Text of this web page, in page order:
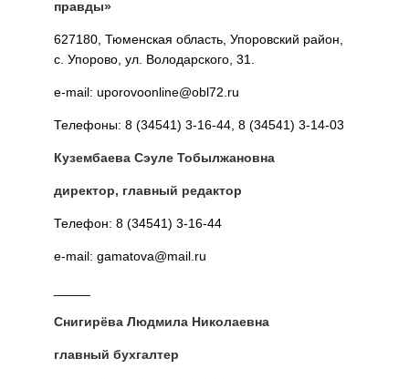
правды»
627180, Тюменская область, Упоровский район,
с. Упорово, ул. Володарского, 31.
e-mail: uporovoonline@obl72.ru
Телефоны: 8 (34541) 3-16-44, 8 (34541) 3-14-03
Кузембаева Сэуле Тобылжановна
директор, главный редактор
Телефон: 8 (34541) 3-16-44
e-mail: gamatova@mail.ru
Снигирёва Людмила Николаевна
главный бухгалтер